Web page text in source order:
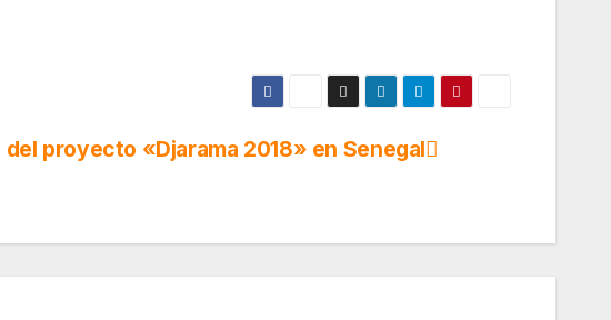
proyecto «Djarama 2018» en Senegal